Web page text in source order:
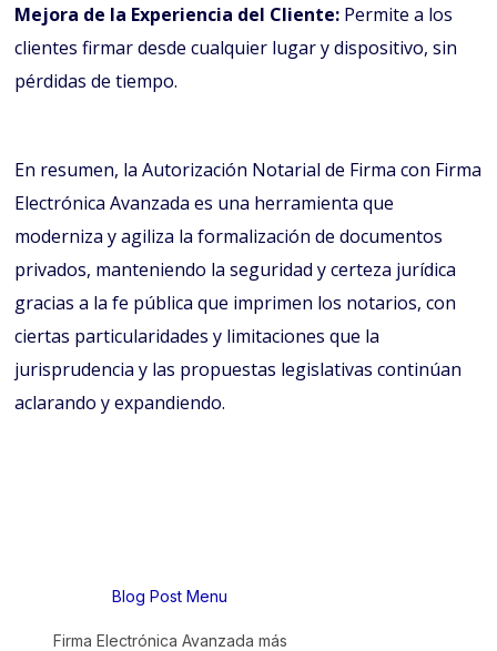
Mejora de la Experiencia del Cliente: Permite a los
clientes firmar desde cualquier lugar y dispositivo, sin
pérdidas de tiempo.
En resumen, la Autorización Notarial de Firma con Firma
Electrónica Avanzada es una herramienta que
moderniza y agiliza la formalización de documentos
privados, manteniendo la seguridad y certeza jurídica
gracias a la fe pública que imprimen los notarios, con
ciertas particularidades y limitaciones que la
jurisprudencia y las propuestas legislativas continúan
aclarando y expandiendo.
Blog Post Menu
Firma Electrónica Avanzada más